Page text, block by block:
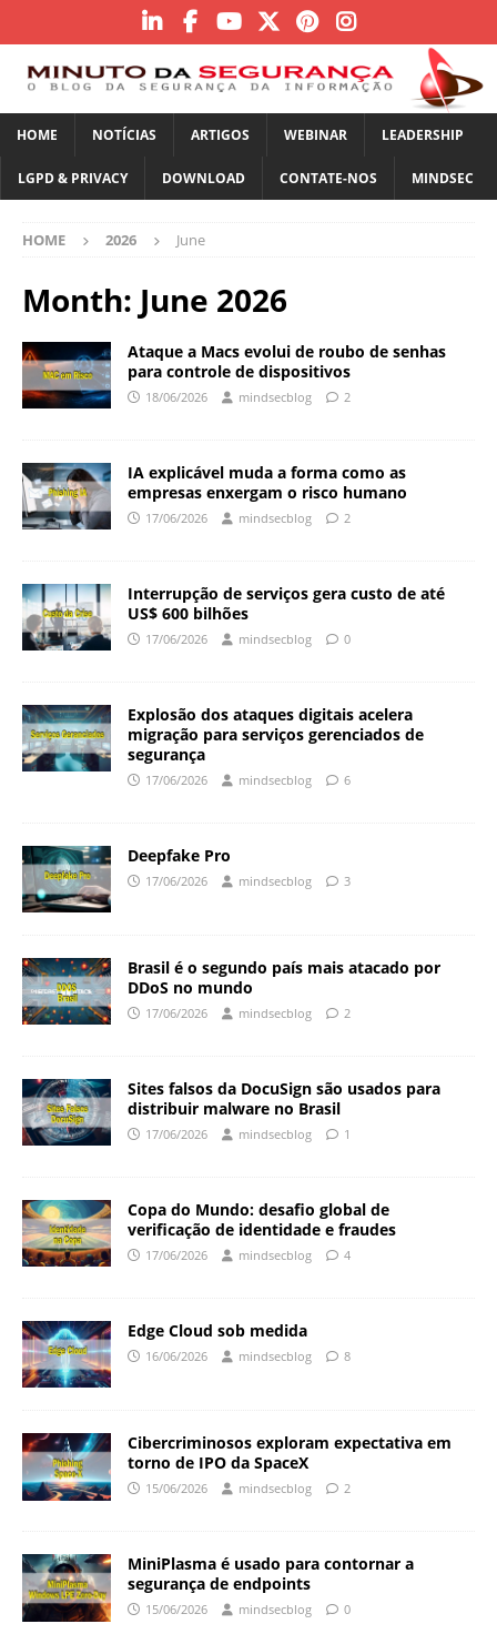
HOME NOTÍCIAS ARTIGOS WEBINAR LEADERSHIP
LGPD & PRIVACY DOWNLOAD CONTATE-NOS MINDSEC
HOME 2026 June
Month: June 2026
Ataque a Macs evolui de roubo de senhas
para controle de dispositivos
18/06/2026 mindsecblog 2
IA explicável muda a forma como as
empresas enxergam o risco humano
17/06/2026 mindsecblog 2
Interrupção de serviços gera custo de até
US$ 600 bilhões
17/06/2026 mindsecblog 0
Explosão dos ataques digitais acelera
migração para serviços gerenciados de
segurança
17/06/2026 mindsecblog 6
Deepfake Pro
17/06/2026 mindsecblog 3
Brasil é o segundo país mais atacado por
DDoS no mundo
17/06/2026 mindsecblog 2
Sites falsos da DocuSign são usados para
distribuir malware no Brasil
17/06/2026 mindsecblog 1
Copa do Mundo: desafio global de
verificação de identidade e fraudes
17/06/2026 mindsecblog 4
Edge Cloud sob medida
16/06/2026 mindsecblog 8
Cibercriminosos exploram expectativa em
torno de IPO da SpaceX
15/06/2026 mindsecblog 2
MiniPlasma é usado para contornar a
segurança de endpoints
15/06/2026 mindsecblog 0